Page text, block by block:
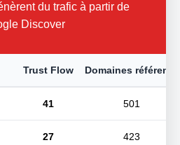
du trafic à partir de
Discover
Trust Flow Domaines référents
41 501
27 423